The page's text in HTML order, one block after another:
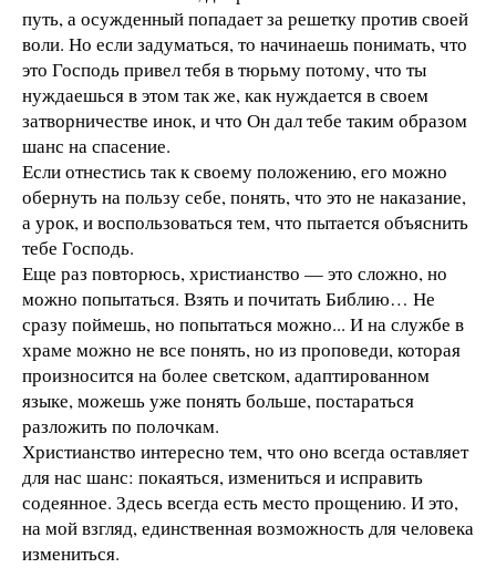
путь, а осужденный попадает за решетку против своей
воли. Но если задуматься, то начинаешь понимать, что
это Господь привел тебя в тюрьму потому, что ты
нуждаешься в этом так же, как нуждается в своем
затворничестве инок, и что Он дал тебе таким образом
шанс на спасение.
Если отнестись так к своему положению, его можно
обернуть на пользу себе, понять, что это не наказание,
а урок, и воспользоваться тем, что пытается объяснить
тебе Господь.
Еще раз повторюсь, христианство — это сложно, но
можно попытаться. Взять и почитать Библию… Не
сразу поймешь, но попытаться можно... И на службе в
храме можно не все понять, но из проповеди, которая
произносится на более светском, адаптированном
языке, можешь уже понять больше, постараться
разложить по полочкам.
Христианство интересно тем, что оно всегда оставляет
для нас шанс: покаяться, измениться и исправить
содеянное. Здесь всегда есть место прощению. И это,
на мой взгляд, единственная возможность для человека
измениться.